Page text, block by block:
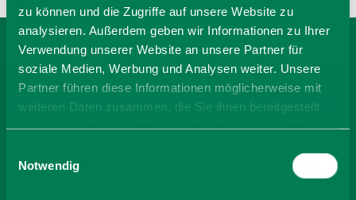
zu können und die Zugriffe auf unsere Website zu
analysieren. Außerdem geben wir Informationen zu Ihrer
Verwendung unserer Website an unsere Partner für
soziale Medien, Werbung und Analysen weiter. Unsere
Partner führen diese Informationen möglicherweise mit
weiteren Daten zusammen, die Sie ihnen bereitgestellt
haben oder die sie im Rahmen Ihrer Nutzung der Dienste
Cookies, wenn Sie unsere Webseite weiterhin nutzen.
Notwendig
BEI FERIENWOHNUNG
UFERWEG BUCHEN